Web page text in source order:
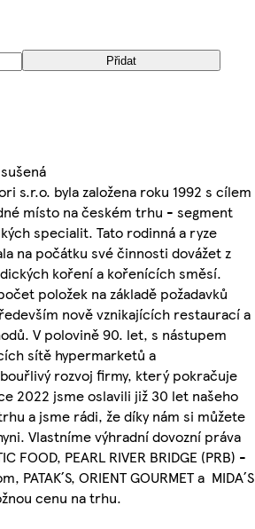
Přidat
s.r.o. byla založena roku 1992 s cílem
místo na českém trhu - segment
specialit. Tato rodinná a ryze
na počátku své činnosti dovážet z
koření a kořenících směsí.
položek na základě požadavků
nově vznikajících restaurací a
V polovině 90. let, s nástupem
sítě hypermarketů a
rozvoj firmy, který pokračuje
2022 jsme oslavili již 30 let našeho
a jsme rádi, že díky nám si můžete
Vlastníme výhradní dovozní práva
FOOD, PEARL RIVER BRIDGE (PRB) -
ORIENT GOURMET a MIDA´S
cenu na trhu.